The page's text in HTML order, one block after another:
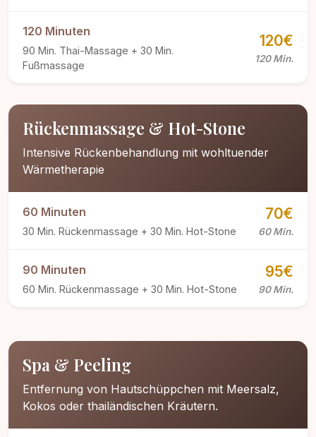
120 Minuten
90 Min. Thai-Massage + 30 Min.
Fußmassage
120€
120 Min.
Rückenmassage & Hot-Stone
Intensive Rückenbehandlung mit wohltuender
Wärmetherapie
60 Minuten
30 Min. Rückenmassage + 30 Min. Hot-Stone
70€
60 Min.
90 Minuten
60 Min. Rückenmassage + 30 Min. Hot-Stone
95€
90 Min.
Spa & Peeling
Entfernung von Hautschüppchen mit Meersalz,
Kokos oder thailändischen Kräutern.